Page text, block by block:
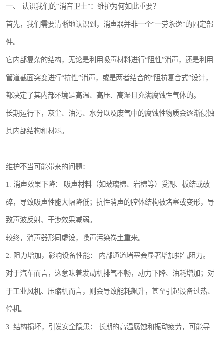
一、 认识我们的“消音卫士”：维护为何如此重要？
首先，我们需要清晰地认识到，消声器并非一个“一劳永逸”的固定部
件。
它内部复杂的结构，无论是利用吸声材料进行“阻性”消声，还是利用
管道截面突变进行“抗性”消声，或是两者结合的“阻抗复合式”设计，
都决定了其内部环境是高温、高压、高湿且充满腐蚀性气体的。
长期运行下，灰尘、油污、水分以及废气中的腐蚀性物质会逐渐侵蚀
其内部结构和材料。
维护不当可能带来的问题：
1. 消声效果下降： 吸声材料（如玻璃棉、岩棉等）受潮、板结或破
碎，导致吸声性能大幅降低；抗性消声的腔体结构被堵塞或变形，导
致声波反射、干涉效果减弱。
较终，消声器形同虚设，噪声污染卷土重来。
2. 阻力增加，影响设备性能： 内部通道堵塞会显著增加排气阻力。
对于汽车而言，这意味着发动机排气不畅，动力下降、油耗增加；对
于工业风机、压缩机而言，则会导致能耗飙升，甚至引起设备过热、
停机。
3. 结构损坏，引发安全隐患： 长期的高温腐蚀和振动疲劳，可能导